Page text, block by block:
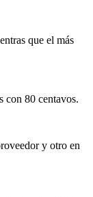
que el más
con 80 centavos.
y otro en